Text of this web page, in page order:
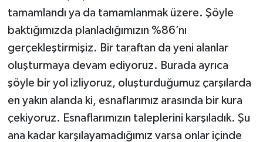
tamamlandı ya da tamamlanmak üzere. Şöyle
baktığımızda planladığımızın %86’nı
gerçekleştirmişiz. Bir taraftan da yeni alanlar
oluşturmaya devam ediyoruz. Burada ayrıca
şöyle bir yol izliyoruz, oluşturduğumuz çarşılarda
en yakın alanda ki, esnaflarımız arasında bir kura
çekiyoruz. Esnaflarımızın taleplerini karşıladık. Şu
ana kadar karşılayamadığımız varsa onlar içinde
BİLİM VE TEKNOLOJİ
YARIŞMALAR
TANITIM
HABERDE İNSAN